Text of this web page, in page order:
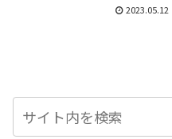
2023.05.12